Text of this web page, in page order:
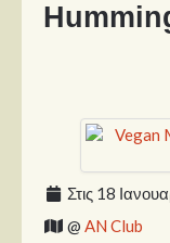
Live &
Δίσκοι
Στις 18
@ AN Club